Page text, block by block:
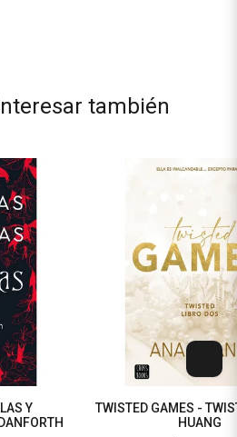
también
Y
TWISTED GAMES -
HUANG